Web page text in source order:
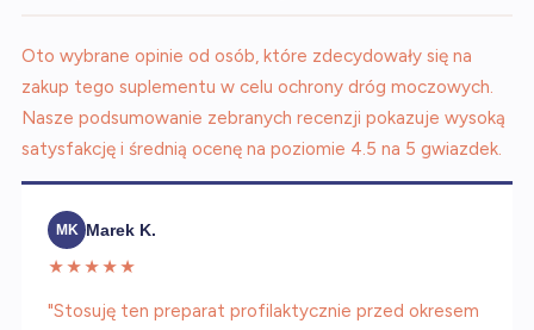
Oto wybrane opinie od osób, które zdecydowały się na
zakup tego suplementu w celu ochrony dróg moczowych.
Nasze podsumowanie zebranych recenzji pokazuje wysoką
satysfakcję i średnią ocenę na poziomie 4.5 na 5 gwiazdek.
MK Marek K.
★★★★★
"Stosuję ten preparat profilaktycznie przed okresem